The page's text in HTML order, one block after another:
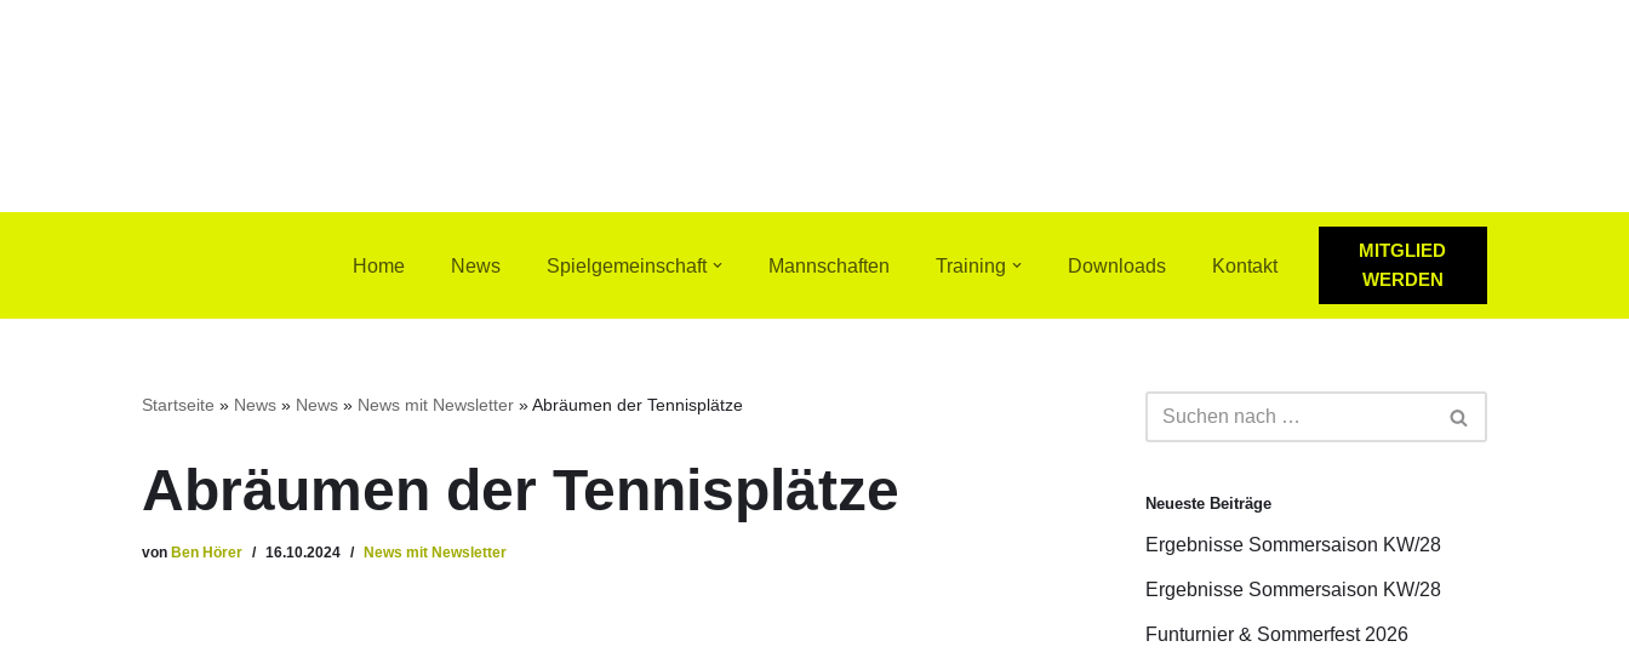
Home News Spielgemeinschaft Mannschaften Training Downloads Kontakt
MITGLIED
WERDEN
Startseite » News » News » News mit Newsletter »Abräumen der Tennisplätze
Abräumen der Tennisplätze
von Ben Hörer 16.10.2024 News mit Newsletter
Neueste Beiträge
Ergebnisse Sommersaison KW/28
Ergebnisse Sommersaison KW/28
Funturnier & Sommerfest 2026